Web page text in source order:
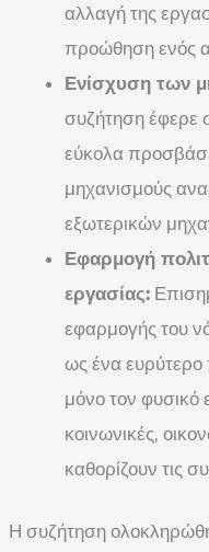
αλλαγή της
προώθηση ενός
Ενίσχυση των
συζήτηση έφερε
εύκολα
μηχανισμούς
εξωτερικών
Εφαρμογή
εργασίας:
εφαρμογής του
ως ένα ευρύτερο
μόνο τον φυσικό
κοινωνικές,
καθορίζουν τις
Η συζήτηση